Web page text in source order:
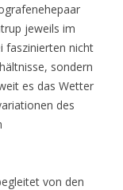
jeweils im
faszinierten nicht
sondern
es das Wetter
des
von den